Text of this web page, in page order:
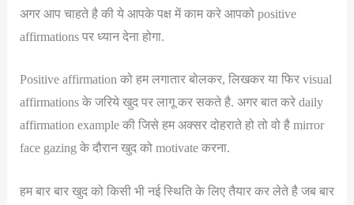
अगर आप चाहते है की ये आपके पक्ष में काम करे आपको positive
affirmations पर ध्यान देना होगा.
Positive affirmation को हम लगातार बोलकर, लिखकर या फिर visual
affirmations के जरिये खुद पर लागू कर सकते है. अगर बात करे daily
affirmation example की जिसे हम अक्सर दोहराते हो तो वो है mirror
face gazing के दौरान खुद को motivate करना.
हम बार बार खुद को किसी भी नई स्थिति के लिए तैयार कर लेते है जब बार